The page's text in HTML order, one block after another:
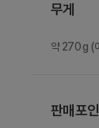
무게
약 270 g (
판매포